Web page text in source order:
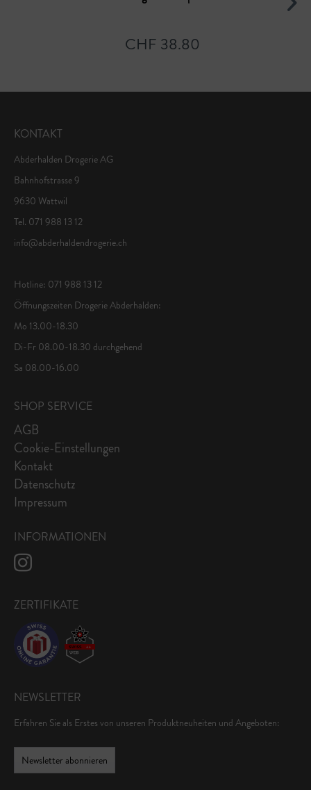
CHF 38.80
KONTAKT
Abderhalden Drogerie AG
Bahnhofstrasse 9
9630 Wattwil
Tel. 071 988 13 12
info@abderhaldendrogerie.ch
Hotline: 071 988 13 12
Öffnungszeiten Drogerie Abderhalden:
Mo 13.00-18.30
Di-Fr 08.00-18.30 durchgehend
Sa 08.00-16.00
SHOP SERVICE
AGB
Cookie-Einstellungen
Kontakt
Datenschutz
Impressum
INFORMATIONEN
ZERTIFIKATE
NEWSLETTER
Erfahren Sie als Erstes von unseren Produktneuheiten und Angeboten:
Newsletter abonnieren